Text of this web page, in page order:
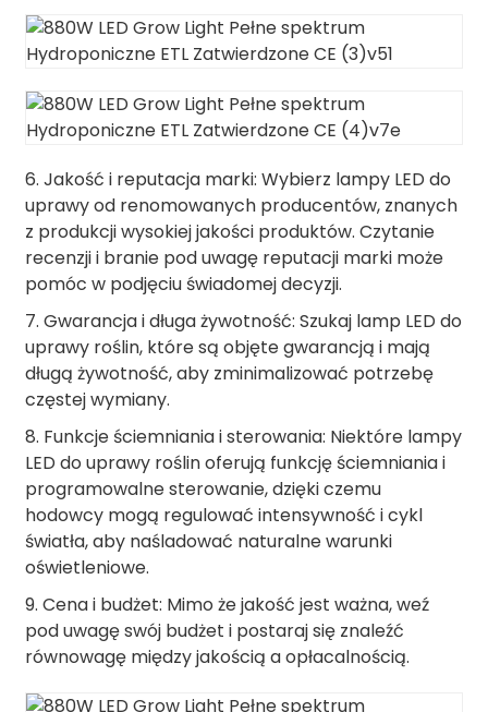
6. Jakość i reputacja marki: Wybierz lampy LED do
uprawy od renomowanych producentów, znanych
z produkcji wysokiej jakości produktów. Czytanie
recenzji i branie pod uwagę reputacji marki może
pomóc w podjęciu świadomej decyzji.
7. Gwarancja i długa żywotność: Szukaj lamp LED do
uprawy roślin, które są objęte gwarancją i mają
długą żywotność, aby zminimalizować potrzebę
częstej wymiany.
8. Funkcje ściemniania i sterowania: Niektóre lampy
LED do uprawy roślin oferują funkcję ściemniania i
programowalne sterowanie, dzięki czemu
hodowcy mogą regulować intensywność i cykl
światła, aby naśladować naturalne warunki
oświetleniowe.
9. Cena i budżet: Mimo że jakość jest ważna, weź
pod uwagę swój budżet i postaraj się znaleźć
równowagę między jakością a opłacalnością.